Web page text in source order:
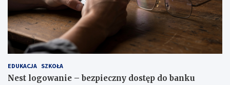
EDUKACJA SZKOŁA
Nest logowanie – bezpieczny dostęp do banku